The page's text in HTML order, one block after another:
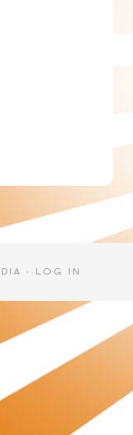
· LOG IN